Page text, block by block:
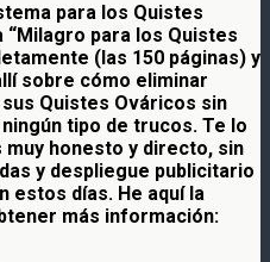
para los Quistes
para los Quistes
(las 150 páginas) y
sobre cómo eliminar
Quistes Ováricos sin
tipo de trucos. Te lo
honesto y directo, sin
y despliegue publicitario
estos días. He aquí la
más información: